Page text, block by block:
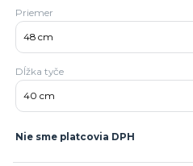
Priemer
Dĺžka tyče
Nie sme platcovia DPH